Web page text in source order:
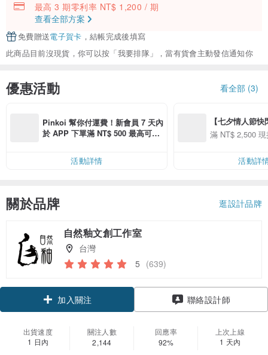
最高 3 期零利率 NT$ 1,200 / 期
查看全部方案
免費贈送電子賀卡 ，結帳完成後填寫
此商品目前沒現貨，你可以按「我要排隊」，當有貨會主動發信通知你
優惠活動 看全部 (3)
Pinkoi 幫你付運費！新會員 7 天內
於 APP 下單滿 NT$ 500 最高可折
活動詳情
【七夕情人節
用 APP 購買任
00 現折 NT$100
滿 NT$ 2,500
活動詳
關於品牌 逛設計品牌
自然釉文創工作室
台灣
5 (639)
加入關注 聯絡設計師
出貨速度
1 日內
關注人數
2,144
回應率
92%
上次上線
1 天內